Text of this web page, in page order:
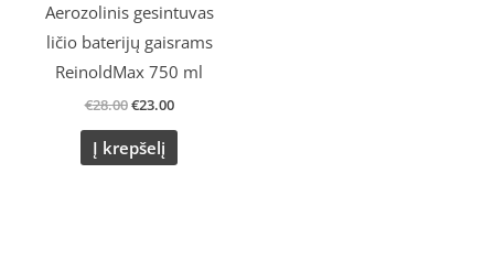
Aerozolinis gesintuvas
ličio baterijų gaisrams
ReinoldMax 750 ml
€28.00€23.00
Į krepšelį